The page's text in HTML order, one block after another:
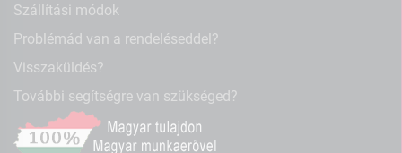
Szállítási módok
Problémád van a rendeléseddel?
Visszaküldés?
További segítségre van szükséged?